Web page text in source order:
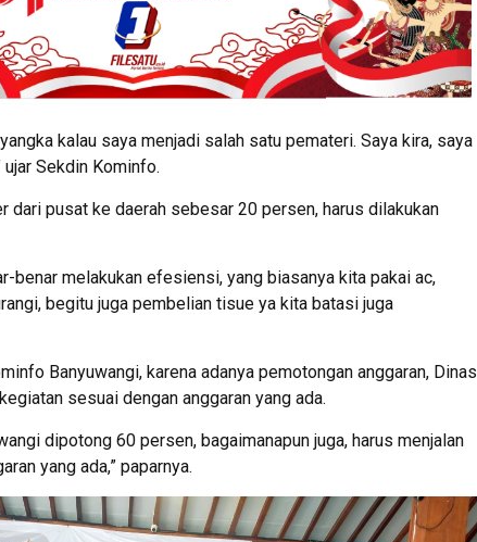
kalau saya menjadi salah satu pemateri. Saya kira, saya
ujar Sekdin Kominfo.
dari pusat ke daerah sebesar 20 persen, harus dilakukan
benar melakukan efesiensi, yang biasanya kita pakai ac,
begitu juga pembelian tisue ya kita batasi juga
Banyuwangi, karena adanya pemotongan anggaran, Dinas
sesuai dengan anggaran yang ada.
dipotong 60 persen, bagaimanapun juga, harus menjalan
yang ada,” paparnya.